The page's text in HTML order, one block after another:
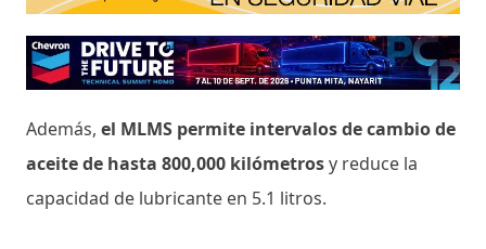
Además, el MLMS permite intervalos de cambio de
aceite de hasta 800,000 kilómetrosy reduce la
capacidad de lubricante en 5.1 litros.